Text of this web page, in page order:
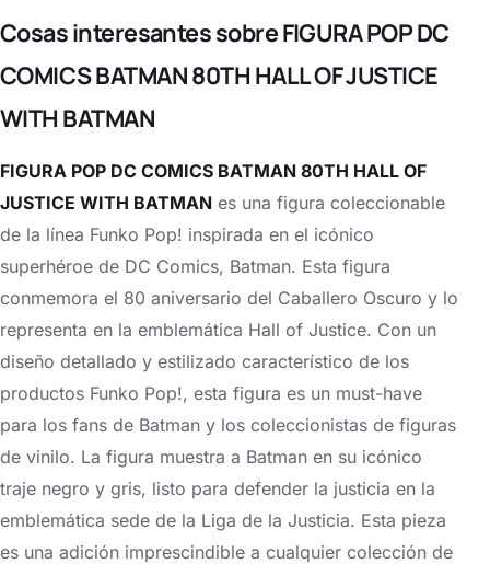
Cosas interesantes sobre FIGURA POP DC
COMICS BATMAN 80TH HALL OF JUSTICE
WITH BATMAN
FIGURA POP DC COMICS BATMAN 80TH HALL OF
JUSTICE WITH BATMAN es una figura coleccionable
de la línea Funko Pop! inspirada en el icónico
superhéroe de DC Comics, Batman. Esta figura
conmemora el 80 aniversario del Caballero Oscuro y lo
representa en la emblemática Hall of Justice. Con un
diseño detallado y estilizado característico de los
productos Funko Pop!, esta figura es un must-have
para los fans de Batman y los coleccionistas de figuras
de vinilo. La figura muestra a Batman en su icónico
traje negro y gris, listo para defender la justicia en la
emblemática sede de la Liga de la Justicia. Esta pieza
es una adición imprescindible a cualquier colección de